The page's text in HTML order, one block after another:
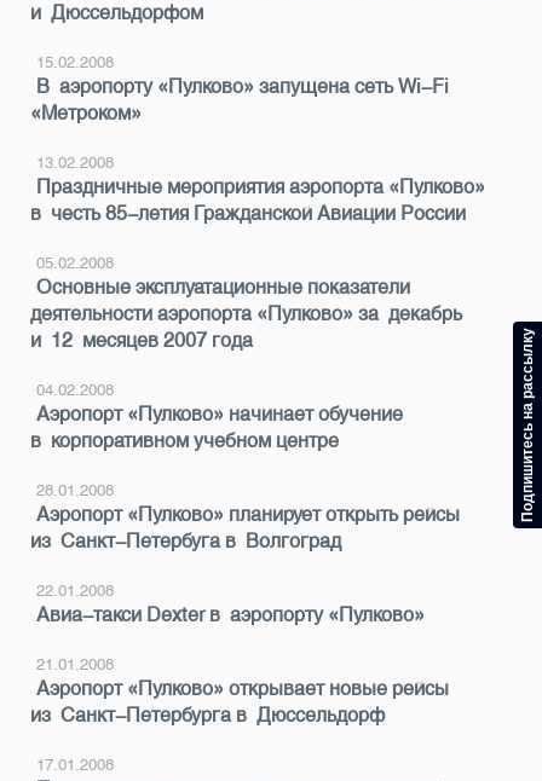
и Дюссельдорфом
15.02.2008
В аэропорту «Пулково» запущена сеть Wi-Fi
«Метроком»
13.02.2008
Праздничные мероприятия аэропорта «Пулково»
в честь 85-летия Гражданской Авиации России
05.02.2008
Основные эксплуатационные показатели
деятельности аэропорта «Пулково» за декабрь
и 12 месяцев 2007 года
04.02.2008
Аэропорт «Пулково» начинает обучение
в корпоративном учебном центре
28.01.2008
Аэропорт «Пулково» планирует открыть рейсы
из Санкт-Петербуга в Волгоград
22.01.2008
Авиа-такси Dexter в аэропорту «Пулково»
21.01.2008
Аэропорт «Пулково» открывает новые рейсы
из Санкт-Петербурга в Дюссельдорф
17.01.2008
Подпишитесь на рассылку